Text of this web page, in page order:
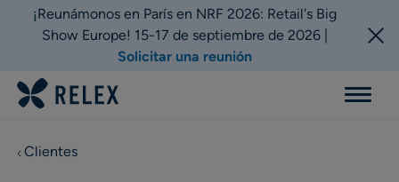
¡Reunámonos en París en NRF 2026: Retail's Big
Show Europe! 15-17 de septiembre de 2026 |
Solicitar una reunión
Menu
Clientes